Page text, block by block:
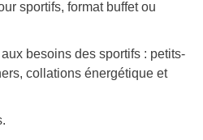
sportifs, format buffet ou
besoins des sportifs : petits-
collations énergétique et